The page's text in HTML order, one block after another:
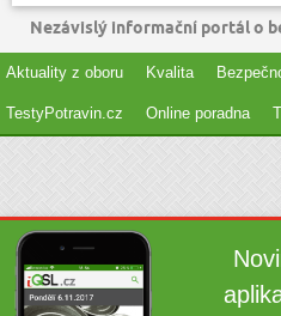
Nezávislý informační portál o
Aktuality z oboru Kvalita
TestyPotravin.cz Online poradna